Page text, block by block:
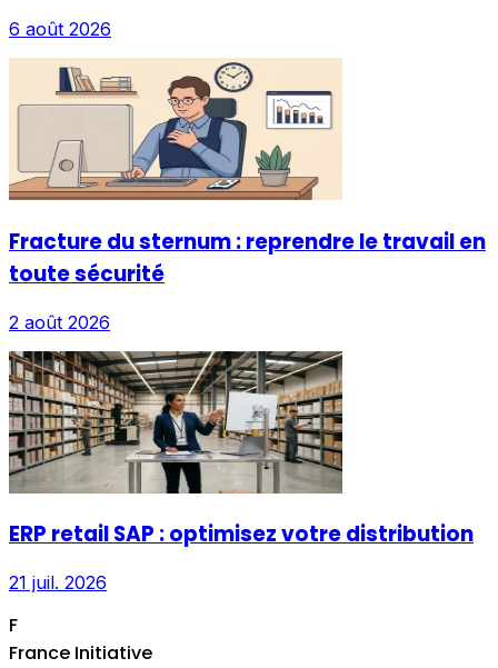
6 août 2026
Fracture du sternum : reprendre le travail en
toute sécurité
2 août 2026
ERP retail SAP : optimisez votre distribution
21 juil. 2026
F
France Initiative